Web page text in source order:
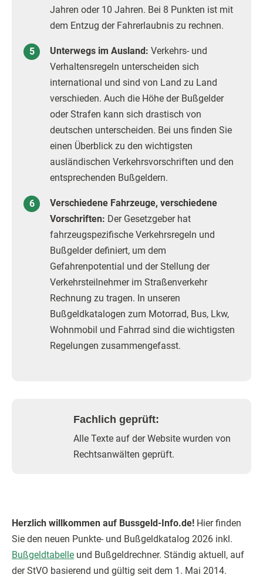
Jahren oder 10 Jahren. Bei 8 Punkten ist mit
dem Entzug der Fahrerlaubnis zu rechnen.
Unterwegs im Ausland: Verkehrs- und
Verhaltensregeln unterscheiden sich
international und sind von Land zu Land
verschieden. Auch die Höhe der Bußgelder
oder Strafen kann sich drastisch von
deutschen unterscheiden. Bei uns finden Sie
einen Überblick zu den wichtigsten
ausländischen Verkehrsvorschriften und den
entsprechenden Bußgeldern.
Verschiedene Fahrzeuge, verschiedene
Vorschriften: Der Gesetzgeber hat
fahrzeugspezifische Verkehrsregeln und
Bußgelder definiert, um dem
Gefahrenpotential und der Stellung der
Verkehrsteilnehmer im Straßenverkehr
Rechnung zu tragen. In unseren
Bußgeldkatalogen zum Motorrad, Bus, Lkw,
Wohnmobil und Fahrrad sind die wichtigsten
Regelungen zusammengefasst.
Fachlich geprüft:
Alle Texte auf der Website wurden von
Rechtsanwälten geprüft.
Herzlich willkommen auf Bussgeld-Info.de! Hier finden
Sie den neuen Punkte- und Bußgeldkatalog 2026 inkl.
Bußgeldtabelle und Bußgeldrechner. Ständig aktuell, auf
der StVO basierend und gültig seit dem 1. Mai 2014.